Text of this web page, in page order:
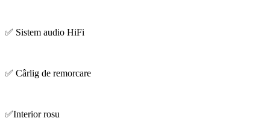
✅ Sistem audio HiFi
✅ Cârlig de remorcare
✅Interior rosu